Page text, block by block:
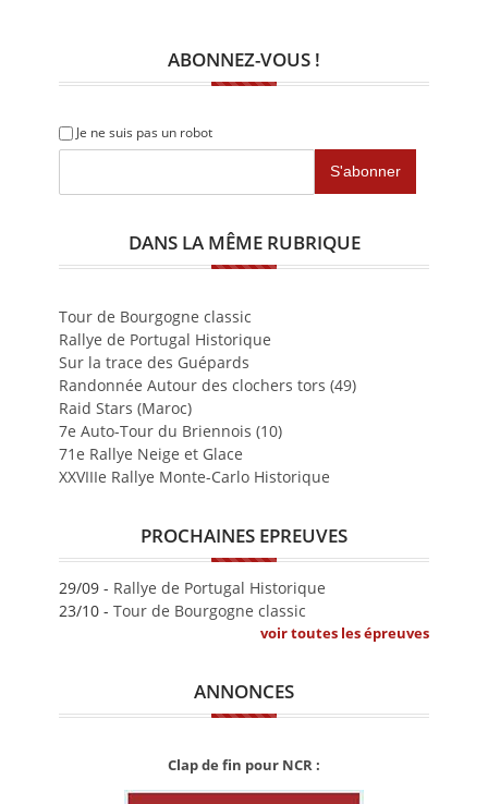
ABONNEZ-VOUS !
Je ne suis pas un robot
DANS LA MÊME RUBRIQUE
Tour de Bourgogne classic
Rallye de Portugal Historique
Sur la trace des Guépards
Randonnée Autour des clochers tors (49)
Raid Stars (Maroc)
7e Auto-Tour du Briennois (10)
71e Rallye Neige et Glace
XXVIIIe Rallye Monte-Carlo Historique
PROCHAINES EPREUVES
29/09 - Rallye de Portugal Historique
23/10 - Tour de Bourgogne classic
voir toutes les épreuves
ANNONCES
Clap de fin pour NCR :